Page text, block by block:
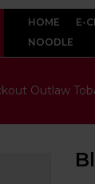
HOME E-
NOODLE
Outlaw